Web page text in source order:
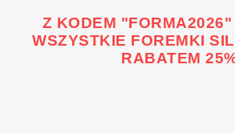
Z KODEM
WSZYSTKIE FOREMKI
RABATEM